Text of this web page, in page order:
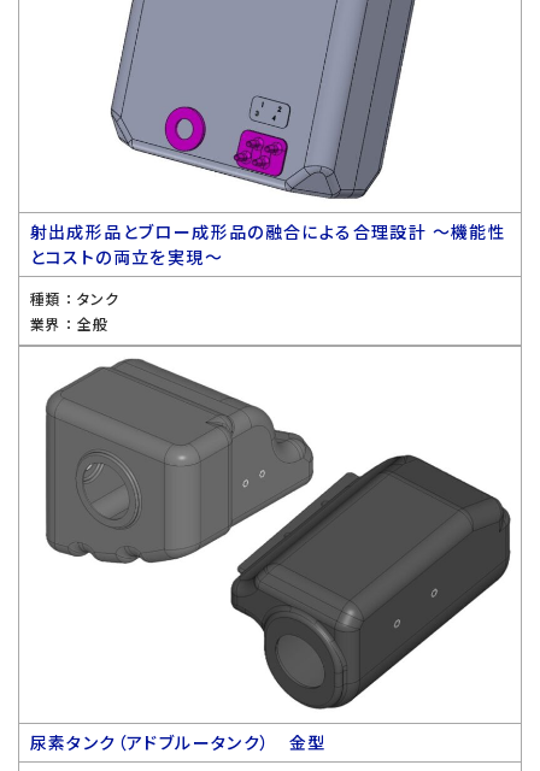
射出成形品とブロー成形品の融合による合理設計 〜機能性
とコストの両立を実現〜
種類 ： タンク
業界 ： 全般
尿素タンク（アドブルータンク） 金型